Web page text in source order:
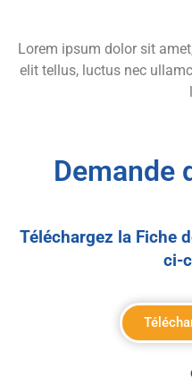
Lorem ipsum dolor sit
elit tellus, luctus nec
Demande
Téléchargez la Fiche
ci-